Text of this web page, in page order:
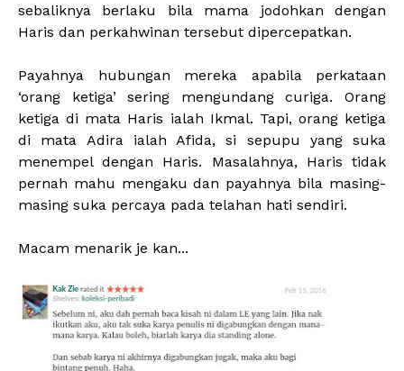
sebaliknya berlaku bila mama jodohkan dengan
Haris dan perkahwinan tersebut dipercepatkan.
Payahnya hubungan mereka apabila perkataan
‘orang ketiga’ sering mengundang curiga. Orang
ketiga di mata Haris ialah Ikmal. Tapi, orang ketiga
di mata Adira ialah Afida, si sepupu yang suka
menempel dengan Haris. Masalahnya, Haris tidak
pernah mahu mengaku dan payahnya bila masing-
masing suka percaya pada telahan hati sendiri.
Macam menarik je kan...